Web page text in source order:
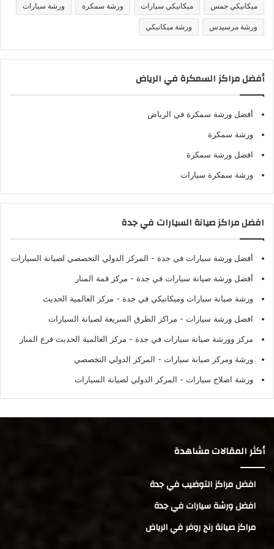
ميكانيكي جمس ميكانيكي سيارات ورشة سمكرة ورشة سيارات
ورشة مرسيدس ورشة ميكانيكي
أفضل مراكز السمكرة في الرياض
أفضل ورشة سمكرة في الرياض
ورشة سمكرة
افضل ورشة سمكرة
ورشة سمكرة سيارات
افضل مراكز صيانة السيارات في جدة
أفضل ورشة سيارات في جدة - المركز الدولي التخصصي لصيانة السيارات
أفضل ورشة صيانة سيارات في جدة - مركز قمة المنار
ورشة صيانة سيارات وميكانيكي في جدة - مركز العالمية الحديث
افضل ورشة سيارات - مراكز الطرق السريعة لصيانة السيارات
مركز وورشة صيانة سيارات في جدة - مركز العالمية الحديث فرع المنار
ورشة ومركز صيانة سيارات - المركز الدولي التخصصي
ورشة اصلاح سيارات - المركز الدولي لصيانة السيارات
أكثر المقالات مشاهدة
افضل مراكز التوضيب في جدة
افضل ورشة سيارات في جدة
مراكز صيانة رنج روفر في الرياض